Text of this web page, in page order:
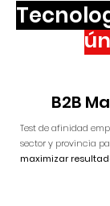
B2B
Test de afinidad
sector y provincia
maximizar